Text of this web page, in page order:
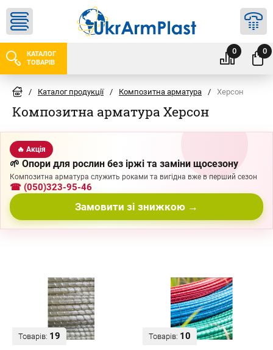
КАТАЛОГ
ТОВАРІВ
0 0
/ Каталог продукції / Композитна арматура / Херсон
Композитна арматура Херсон
🔥 Акція
🌱 Опори для рослин без іржі та заміни щосезону
Композитна арматура служить роками та вигідна вже в перший сезон
☎ (050)323-95-46
Замовити зі знижкою →
Товарів: 19 Товарів: 10